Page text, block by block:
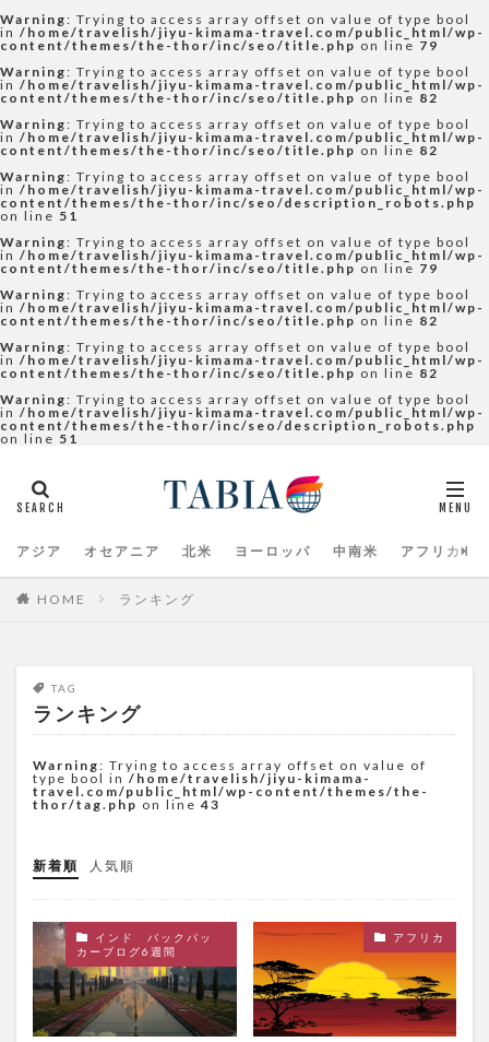
Warning: Trying to access array offset on value of type bool
in /home/travelish/jiyu-kimama-travel.com/public_html/wp-
content/themes/the-thor/inc/seo/title.php on line 79
Warning: Trying to access array offset on value of type bool
in /home/travelish/jiyu-kimama-travel.com/public_html/wp-
content/themes/the-thor/inc/seo/title.php on line 82
Warning: Trying to access array offset on value of type bool
in /home/travelish/jiyu-kimama-travel.com/public_html/wp-
content/themes/the-thor/inc/seo/title.php on line 82
Warning: Trying to access array offset on value of type bool
in /home/travelish/jiyu-kimama-travel.com/public_html/wp-
content/themes/the-thor/inc/seo/description_robots.php
on line 51
Warning: Trying to access array offset on value of type bool
in /home/travelish/jiyu-kimama-travel.com/public_html/wp-
content/themes/the-thor/inc/seo/title.php on line 79
Warning: Trying to access array offset on value of type bool
in /home/travelish/jiyu-kimama-travel.com/public_html/wp-
content/themes/the-thor/inc/seo/title.php on line 82
Warning: Trying to access array offset on value of type bool
in /home/travelish/jiyu-kimama-travel.com/public_html/wp-
content/themes/the-thor/inc/seo/title.php on line 82
Warning: Trying to access array offset on value of type bool
in /home/travelish/jiyu-kimama-travel.com/public_html/wp-
content/themes/the-thor/inc/seo/description_robots.php
on line 51
アジア オセアニア 北米 ヨーロッパ 中南米 アフリカ
HOME ランキング
TAG
ランキング
Warning: Trying to access array offset on value of
type bool in /home/travelish/jiyu-kimama-
travel.com/public_html/wp-content/themes/the-
thor/tag.php on line43
新着順 人気順
インド バックパッ
カーブログ6週間
アフリカ